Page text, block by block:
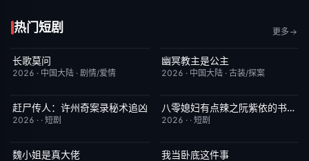
热门短剧 更多
已完结
长歌莫问
2026 · 中国大陆 · 剧情/爱情
已完结
幽冥教主是公主
2026 · 中国大陆 · 古装/探案
完结 9.0
赶尸传人：许州奇案录秘术追凶
2026 · · 短剧
完结 5.0八零媳妇有点辣之阮紫依的书中梦
2026 · · 短剧
完结
魏小姐是真大佬 已完结
我当卧底这件事